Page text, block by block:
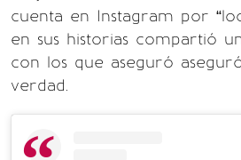
cuenta en Instagram por
en sus historias compartió
con los que aseguró
verdad.